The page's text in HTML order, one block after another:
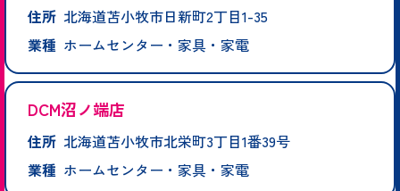
住所 北海道苫小牧市日新町2丁目1-35
業種 ホームセンター・家具・家電
DCM沼ノ端店
住所 北海道苫小牧市北栄町3丁目1番39号
業種 ホームセンター・家具・家電